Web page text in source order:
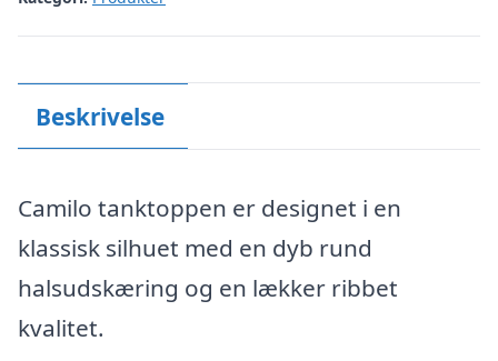
Beskrivelse
Camilo tanktoppen er designet i en
klassisk silhuet med en dyb rund
halsudskæring og en lækker ribbet
kvalitet.